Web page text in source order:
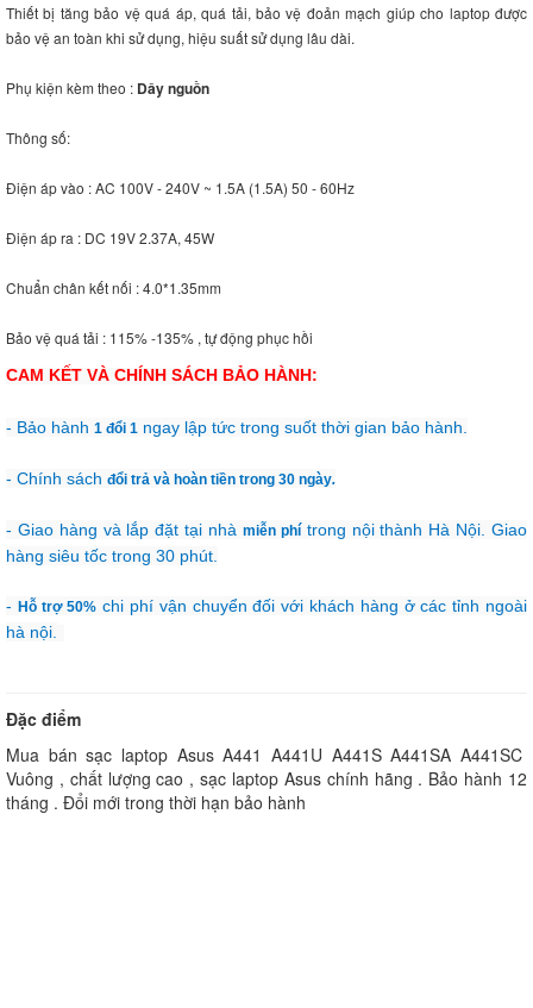
Thiết bị tăng bảo vệ quá áp, quá tải, bảo vệ đoản mạch giúp cho laptop được
bảo vệ an toàn khi sử dụng, hiệu suất sử dụng lâu dài.
Phụ kiện kèm theo : Dây nguồn
Thông số:
Điện áp vào : AC 100V - 240V ~ 1.5A (1.5A) 50 - 60Hz
Điện áp ra : DC 19V 2.37A, 45W
Chuẩn chân kết nối : 4.0*1.35mm
Bảo vệ quá tải : 115% -135% , tự động phục hồi
CAM KẾT VÀ CHÍNH SÁCH BẢO HÀNH:
- Bảo hành 1 đổi 1 ngay lập tức trong suốt thời gian bảo hành.
- Chính sách đổi trả và hoàn tiền trong 30 ngày.
- Giao hàng và lắp đặt tại nhà miễn phítrong nội thành Hà Nội. Giao
hàng siêu tốc trong 30 phút.
- Hỗ trợ 50% chi phí vận chuyển đối với khách hàng ở các tỉnh ngoài
hà nội.
Đặc điểm
Mua bán sạc laptop Asus A441 A441U A441S A441SA A441SC
Vuông , chất lượng cao , sạc laptop Asus chính hãng . Bảo hành 12
tháng . Đổi mới trong thời hạn bảo hành